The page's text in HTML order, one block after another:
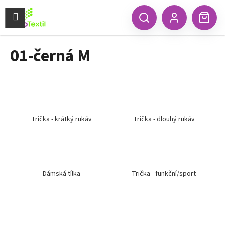
obsah
HledatPřihlášení
Menu
01-černá M
Trička - krátký rukáv Trička - dlouhý rukáv
Dámská tílka Trička - funkční/sport
K
š Zpět
Zpět
C